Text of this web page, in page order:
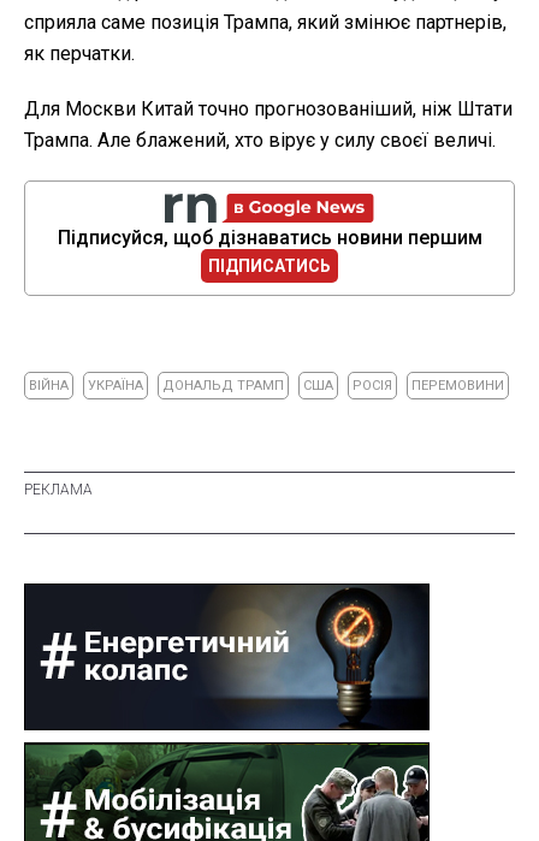
сприяла саме позиція Трампа, який змінює партнерів,
як перчатки.
Для Москви Китай точно прогнозованіший, ніж Штати
Трампа. Але блажений, хто вірує у силу своєї величі.
Підписуйся, щоб дізнаватись новини першим
ПІДПИСАТИСЬ
ВІЙНА УКРАЇНА ДОНАЛЬД ТРАМП США РОСІЯ ПЕРЕМОВИНИ